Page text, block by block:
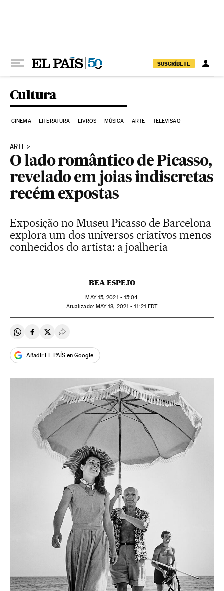
SUSCRÍBETE
Cultura
CINEMA LITERATURA LIVROS MÚSICA ARTE TELEVISÃO
ARTE
O lado romântico de Picasso,
revelado em joias indiscretas
recém expostas
Exposição no Museu Picasso de Barcelona
explora um dos universos criativos menos
conhecidos do artista: a joalheria
BEA ESPEJO
MAY15, 2021 - 15:04
atualizado: MAY18, 2021 - 11:21EDT
Compartir en Whatsapp
Compartir en Facebook
Compartir en Twitter
Desplegar Redes Sociales
Añadir EL PAÍS en Google